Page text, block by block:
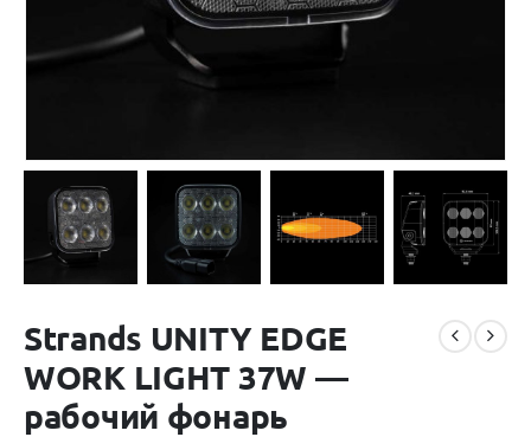
Strands UNITY EDGE
WORK LIGHT 37W —
рабочий фонарь